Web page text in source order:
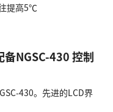
提高5℃
NGSC-430 控制
430。先进的LCD界